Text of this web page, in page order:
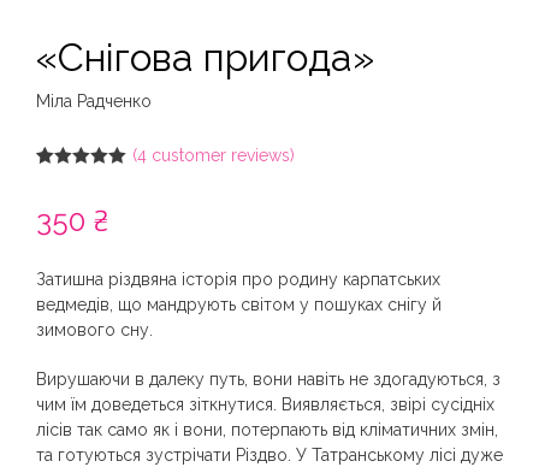
«Снігова пригода»
Міла Радченко
based on
customer
(4customer reviews)
350 ₴
Затишна різдвяна історія про родину карпатських
ведмедів, що мандрують світом у пошуках снігу й
зимового сну.
Вирушаючи в далеку путь, вони навіть не здогадуються, з
чим їм доведеться зіткнутися. Виявляється, звірі сусідніх
лісів так само як і вони, потерпають від кліматичних змін,
та готуються зустрічати Різдво. У Татранському лісі дуже